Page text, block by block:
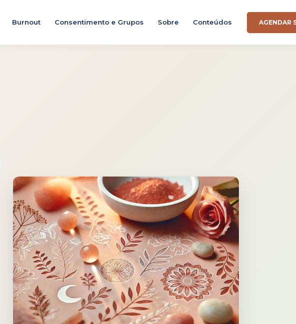
Burnout Consentimento e Grupos Sobre Conteúdos AGENDAR